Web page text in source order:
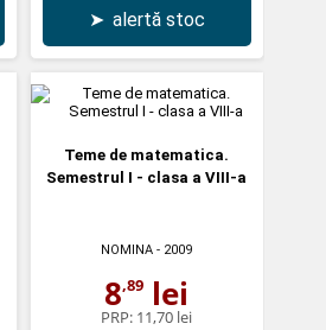
➤ alertă stoc
Teme de matematica.
Semestrul I - clasa a VIII-a
NOMINA - 2009
8,89 lei
PRP: 11,70 lei